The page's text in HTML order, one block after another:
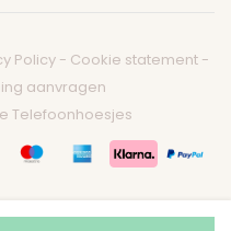
Policy - Cookie statement -
aanvragen
Telefoonhoesjes